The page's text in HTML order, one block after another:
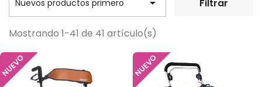
Nuevos productos primero  Filtrar
Mostrando 1-41 de 41 artículo(s)
NUEVO NUEVO